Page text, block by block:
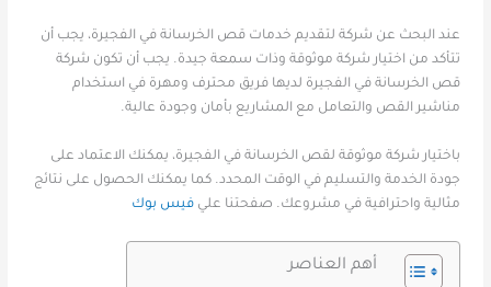
عند البحث عن شركة لتقديم خدمات قص الخرسانة في الفجيرة، يجب أن
تتأكد من اختيار شركة موثوقة وذات سمعة جيدة. يجب أن تكون شركة
قص الخرسانة في الفجيرة لديها فريق محترف ومهرة في استخدام
مناشير القص والتعامل مع المشاريع بأمان وجودة عالية.
باختيار شركة موثوقة لقص الخرسانة في الفجيرة، يمكنك الاعتماد على
جودة الخدمة والتسليم في الوقت المحدد. كما يمكنك الحصول على نتائج
مثالية واحترافية في مشروعك. صفحتنا علي فيس بوك
أهم العناصر